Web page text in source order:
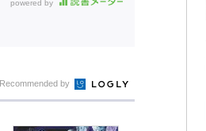
powered by
Recommended by